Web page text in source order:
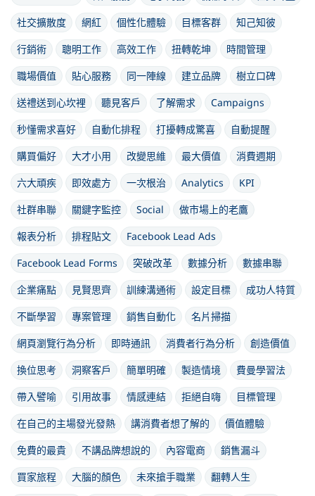
社交擴散度
網紅 個性化體驗 目標客群
知己知彼
行銷術
聰明工作 高效工作 扭轉乾坤
時間管理
職場價值
貼心服務 同一陣線 建立品牌
樹立口碑
送禮送到心坎裡
聽見客戶 了解需求
Campaigns
秒懂需求喜好
自動化排程 打擾轉成驚喜
自動提醒
購買偏好
大才小用 改變思維 最大價值
消費週期
六大頑疾
即效處方 一次根治 Analytics
KPI
社群串聯
關鍵字監控 Social
做市場上的老鷹
報表分析
排程貼文
Facebook Lead Ads
Facebook Lead Forms
突破改革 數據分析
數據串聯
企業痛點
見賢思齊 訓練溝通術 設定目標
成功人特質
不斷學習
專案管理 銷售自動化
名片掃描
網頁瀏覽行為分析
即時通訊 消費者行為分析
創造價值
換位思考
洞察客戶 簡單明確 製造情境
費曼學習法
帶入譬喻
引用故事 情感連結 拒絕自嗨
目標管理
在自己的主場發光發熱
講消費者想了解的
價值體驗
免費的最貴
不講品牌想說的 內容電商
銷售漏斗
買家旅程
大腦的顏色 未來搶手職業
翻轉人生